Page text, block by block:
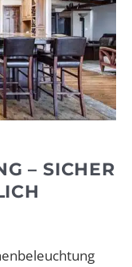
– SICHER